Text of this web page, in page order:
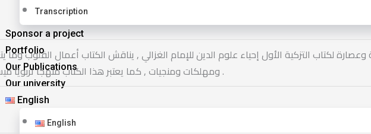
Transcription
Sponsor a project
Portfolio
Our Publications
Our university
English
English
وعصارة لكتاب التزكية الأول إحياء علوم الدين للإمام الغزالي , يناقش الكتاب أعمال القلوب
ومهلكات ومنجيات , كما يعتبر هذا الكتاب منهجًا تربويًا ميسرًا للسائرين إلى الله عز وجل .